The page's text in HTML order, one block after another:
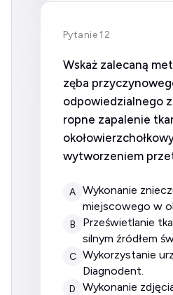
Pytanie 12
Wskaż zalecaną
zęba
odpowiedzialnego
ropne zapalenie
wytworzeniem
A
wykonanie znieczulenia
miejscowego w
B
prześwietlanie tkanek zębów
silnym źródłem
C wykorzystanie urządzenia
Diagnodent.
D
wykonanie zdjęcia rtg